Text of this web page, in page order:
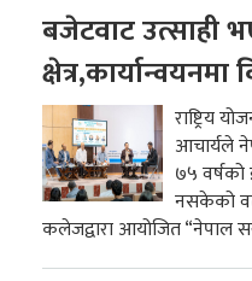
बजेटवाट उत्साही
राष्ट्रिय
आचार्यले
७५ वर्षको
नसकेको
कलेजद्वारा आयोजित “नेपाल